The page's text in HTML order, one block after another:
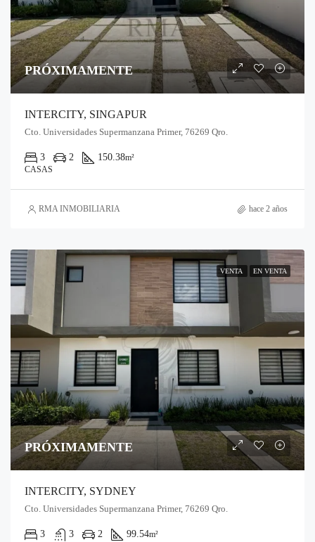
PRÓXIMAMENTE
INTERCITY, SINGAPUR
Cto. Universidades Supermanzana Primer, 76269 Qro.
3 2 150.38m²
CASAS
RMA INMOBILIARIA hace 2 años
VENTA EN VENTA
PRÓXIMAMENTE
INTERCITY, SYDNEY
Cto. Universidades Supermanzana Primer, 76269 Qro.
3 3 2 99.54m²